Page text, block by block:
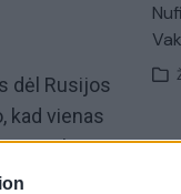
dėl Rusijos
kad vienas
Kremlius